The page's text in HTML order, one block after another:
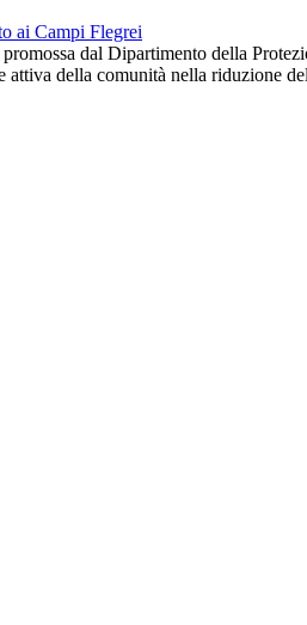
dal Dipartimento della
attiva della comunità nella riduzione